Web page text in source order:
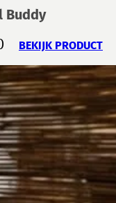
Buddy
BEKIJK PRODUCT